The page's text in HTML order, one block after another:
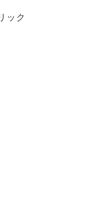
ック